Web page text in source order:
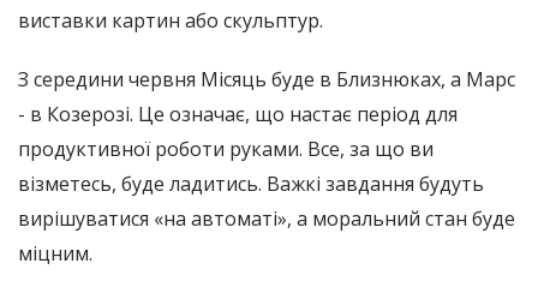
виставки картин або скульптур.
З середини червня Місяць буде в Близнюках, а Марс
- в Козерозі. Це означає, що настає період для
продуктивної роботи руками. Все, за що ви
візметесь, буде ладитись. Важкі завдання будуть
вирішуватися «на автоматі», а моральний стан буде
міцним.